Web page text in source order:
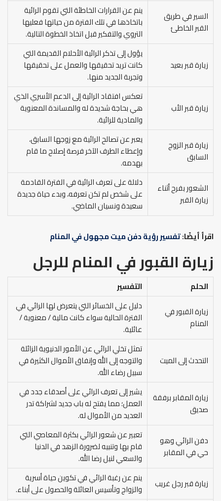
السير في طريق
القبر الخاطئ
ينم عن القرارات الخاطئة التي تقوم الرائية
باتخاذها في تلك الفترة من حياتها فعليها
التروي والتفكير قبل اتخاذ الخطوة التالية.
زيارة قبر بعيد
يؤول إلى تذكر الرائية الأحلام القديمة التي
كانت تريد تحقيقها والعمل على تحقيقها
وتجربة الجديد منها.
زيارة قبر الأب
تعكس افتقاد الرائية إلى الدعم الأسري الذي
هي بحاجة شديدة له والمساندة المعنوية
والمادية للرائية.
زيارة قبر الزوج
السابق
يعبر عن تصالح الرائية مع زوجها السابق،
وإعطاء الطرف الآخر فرصة إصلاح ما قام
بهدمه.
الشعور بفرح أثناء
زيارة القبر
دلالة على تعرف الرائية في الفترة القادمة
على شخص لم تكن تعرفه، وبدء حياة جديدة
سعيدة ونسيان الماضي.
اقرأ أيضًا:تفسير رؤية دفن ميت مجهول في المنام
زيارة القبور في المنام للرجل
الحلم
التفسير
زيارة القبور في
المنام
دليل على الخسائر التي يتعرض لها الرائي في
الفترة الحالية سواء كانت مالية / معنوية /
عائلية.
التحدث إلى الميت
تمثل تخلي الرائي عن الأمور الدنيوية الزائلة
والتوجه إلى الله وإنفاق الأموال الكثيرة في
سبيل رضاء الله.
زيارة المقابر برفقة
صديق
يشير إلى تعرف الرائي على أصدقاء جدد في
العمل؛ مما يفتح له باب جديد لشراكة تدر
العديد من الأموال له.
دفن الرائي وهو
حي في المقابر
تعبير عن شعور الرائي بكثرة المعاصي التي
قام بها وتنبيه لضرورة الزهد في الدنيا
والسعي لنيل رضا الله.
زيارة قبر رجل غريب
ينم عن رغبة الرائي في تكوين حياة أسرية
والزواج وتأسيس العائلة والحصول على أبناء.